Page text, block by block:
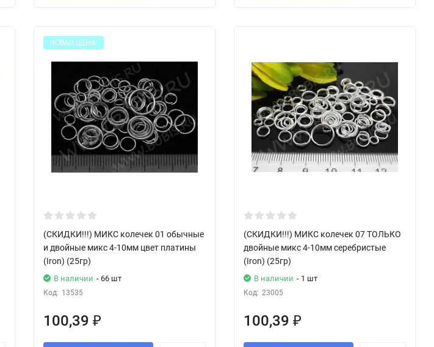
НОВАЯ ЦЕНА!
(СКИДКИ!!!) МИКС колечек 01 обычные
и двойные микс 4-10мм цвет платины
(Iron) (25гр)
В наличии - 66 шт
Код: 13535
100,39 ₽
(СКИДКИ!!!) МИКС колечек 07 ТОЛЬКО
двойные микс 4-10мм серебристые
(Iron) (25гр)
В наличии - 1 шт
Код: 23005
100,39 ₽